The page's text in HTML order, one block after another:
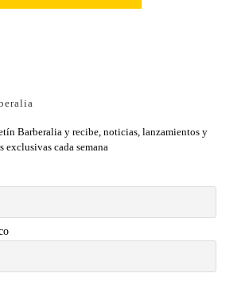
Barberalia y recibe, noticias, lanzamientos y
exclusivas cada semana